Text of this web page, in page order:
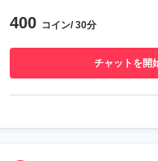
400 コイン/ 30分
チャットを開